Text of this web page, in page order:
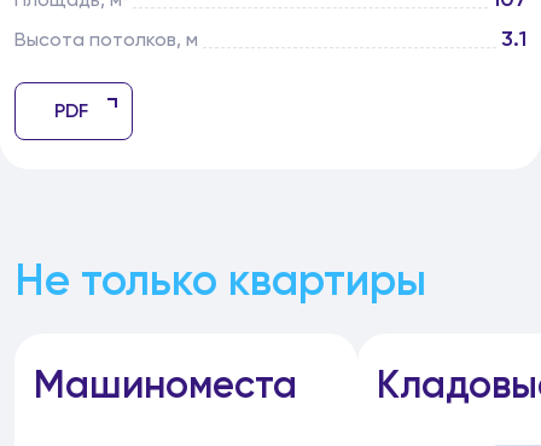
Высота потолков, м 3.1
PDF
Не только квартиры
Машиноместа